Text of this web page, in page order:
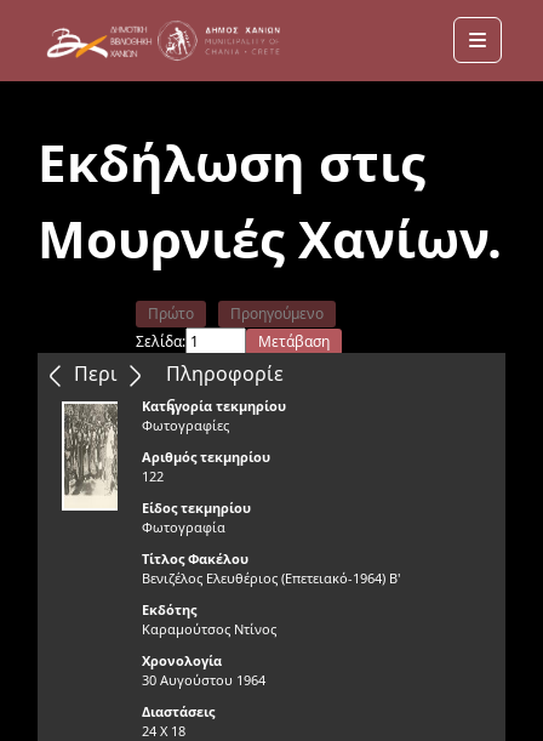
Menu
Εκδήλωση στις
Μουρνιές Χανίων.
Περιεχόμενα
Πρώτο
Προηγούμενο
Σελίδα:
Μετάβαση
Επόμενο
Τελευταίο
Πληροφορίε
ς
Κατηγορία τεκμηρίου
Φωτογραφίες
Αριθμός τεκμηρίου
122
Είδος τεκμηρίου
Φωτογραφία
Τίτλος Φακέλου
Βενιζέλος Ελευθέριος (Επετειακό-1964) Β'
Εκδότης
Καραμούτσος Ντίνος
Χρονολογία
30 Αυγούστου 1964
Διαστάσεις
24 Χ 18